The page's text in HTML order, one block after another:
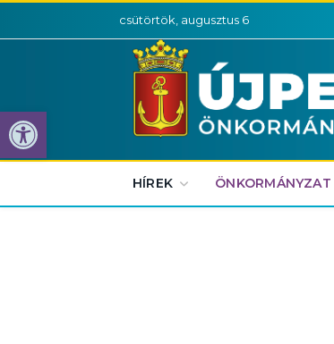
Eszköztár megnyitása
csütörtök, augusztus 6
HÍREK ÖNKORMÁNYZAT